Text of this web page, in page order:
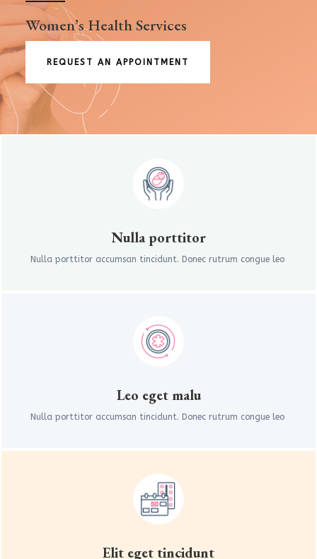
Women’s Health Services
REQUEST AN APPOINTMENT
Nulla porttitor
Nulla porttitor accumsan tincidunt. Donec rutrum congue leo
Leo eget malu
Nulla porttitor accumsan tincidunt. Donec rutrum congue leo
Elit eget tincidunt